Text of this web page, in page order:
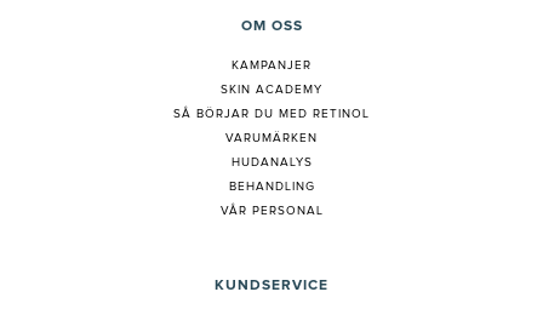
OM OSS
KAMPANJER
SKIN ACADEMY
SÅ BÖRJAR DU MED RETINOL
VARUMÄRKEN
HUDANALYS
BEHANDLING
VÅR PERSONAL
KUNDSERVICE